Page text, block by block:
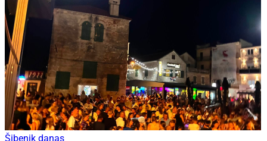
Šibenik danas